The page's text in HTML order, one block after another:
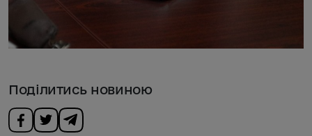
Поділитись новиною